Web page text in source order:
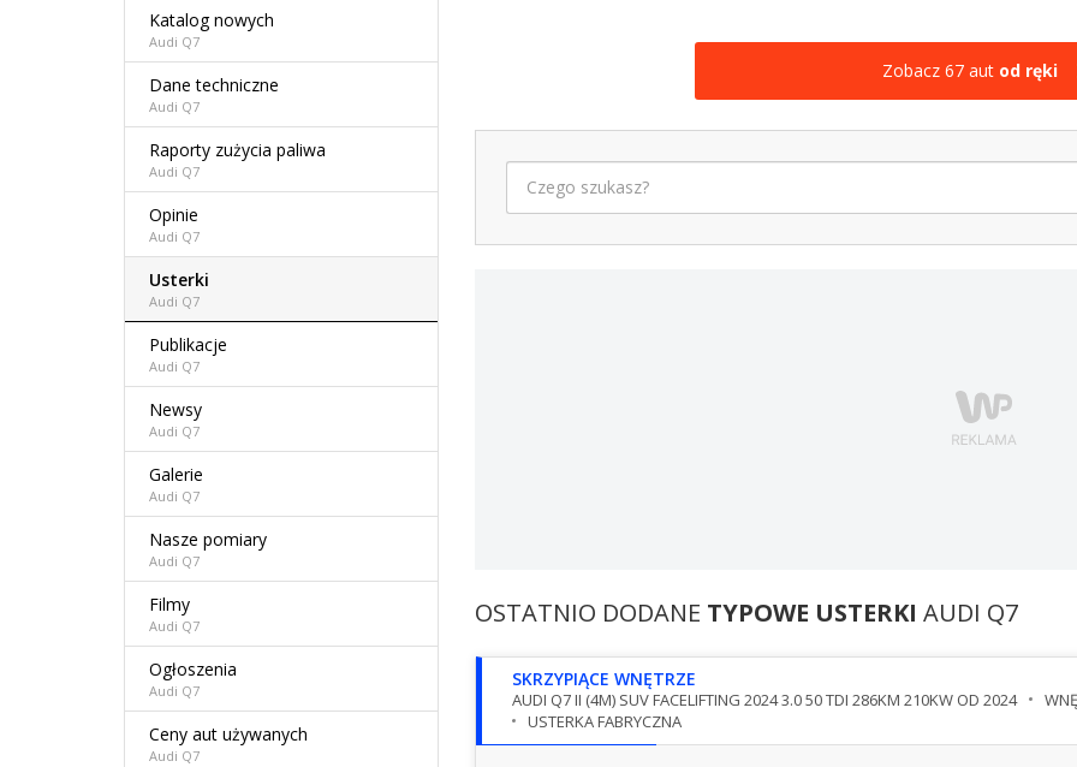
Zobacz 67 aut od ręki
OSTATNIO DODANE TYPOWE USTERKI AUDI Q7
SKRZYPIĄCE WNĘTRZE
AUDI Q7 II (4M) SUV FACELIFTING 2024 3.0 50 TDI 286KM 210KW OD 2024
USTERKA FABRYCZNA
Katalog nowych
Audi Q7
Dane techniczne
Audi Q7
Raporty zużycia paliwa
Audi Q7
Opinie
Audi Q7
Usterki
Audi Q7
Publikacje
Audi Q7
Newsy
Audi Q7
Galerie
Audi Q7
Nasze pomiary
Audi Q7
Filmy
Audi Q7
Ogłoszenia
Audi Q7
Ceny aut używanych
Audi Q7